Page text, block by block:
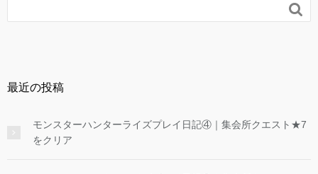

最近の投稿
モンスターハンターライズプレイ日記④｜集会所クエスト★7
をクリア